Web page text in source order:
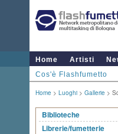
Home Artisti
Cos'è Flashfumetto
Home > Luoghi > Gallerie >
Biblioteche
Librerie/fumetterie